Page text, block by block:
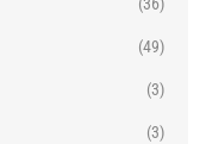
(36)
(49)
(3)
(3)